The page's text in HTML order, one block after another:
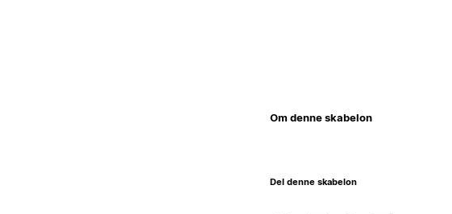
Om denne skabelon
Del denne skabelon